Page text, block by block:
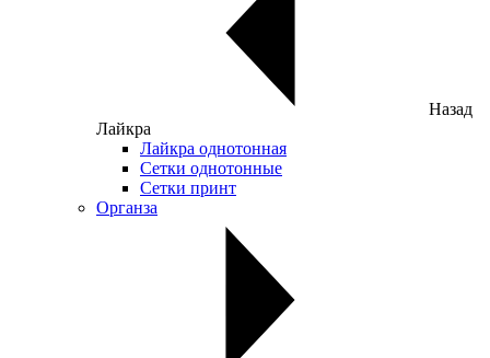
Назад
Лайкра
Лайкра однотонная
Сетки однотонные
Сетки принт
Органза